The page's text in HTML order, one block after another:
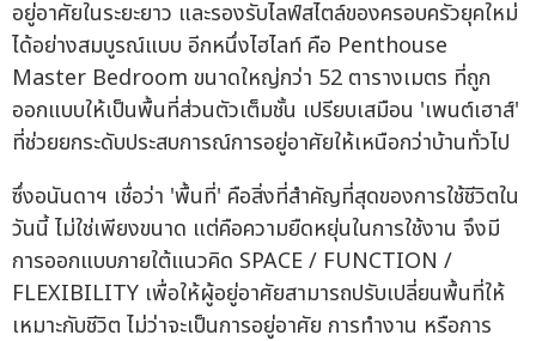
อยู่อาศัยในระยะยาว และรองรับไลฟ์สไตล์ของครอบครัวยุคใหม่
ได้อย่างสมบูรณ์แบบ อีกหนึ่งไฮไลท์ คือ Penthouse
Master Bedroom ขนาดใหญ่กว่า 52 ตารางเมตร ที่ถูก
ออกแบบให้เป็นพื้นที่ส่วนตัวเต็มชั้น เปรียบเสมือน 'เพนต์เฮาส์'
ที่ช่วยยกระดับประสบการณ์การอยู่อาศัยให้เหนือกว่าบ้านทั่วไป
ซึ่งอนันดาฯ เชื่อว่า 'พื้นที่' คือสิ่งที่สำคัญที่สุดของการใช้ชีวิตใน
วันนี้ ไม่ใช่เพียงขนาด แต่คือความยืดหยุ่นในการใช้งาน จึงมี
การออกแบบภายใต้แนวคิด SPACE / FUNCTION /
FLEXIBILITY เพื่อให้ผู้อยู่อาศัยสามารถปรับเปลี่ยนพื้นที่ให้
เหมาะกับชีวิต ไม่ว่าจะเป็นการอยู่อาศัย การทำงาน หรือการ